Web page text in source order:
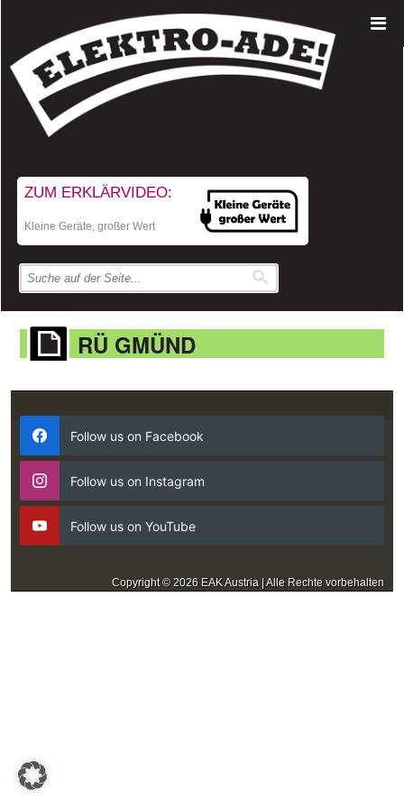
ZUM ERKLÄRVIDEO:
Kleine Geräte, großer Wert
RÜ GMÜND
Follow us on Facebook
Follow us on Instagram
Follow us on YouTube
Copyright © 2026 EAK Austria | Alle Rechte vorbehalten